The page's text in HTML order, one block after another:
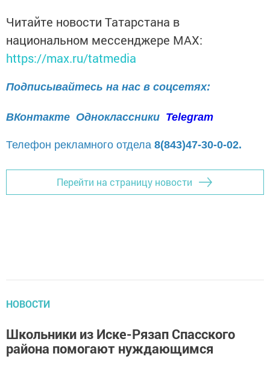
Читайте новости Татарстана в
национальном мессенджере MАХ:
https://max.ru/tatmedia
Подписывайтесь на нас в соцсетях:
ВКонтакте Одноклассники Telegram
Телефон рекламного отдела 8(843)47-30-0-02.
Перейти на страницу новости
НОВОСТИ
Школьники из Иске-Рязап Спасского
района помогают нуждающимся